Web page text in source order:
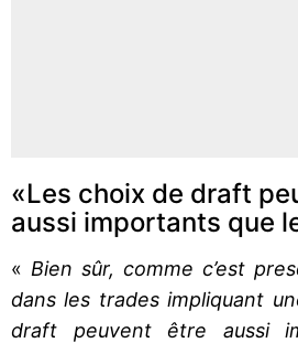
«Les choix de draft
aussi importants que
« Bien sûr, comme c’est
dans les trades impliquant
draft peuvent être aussi